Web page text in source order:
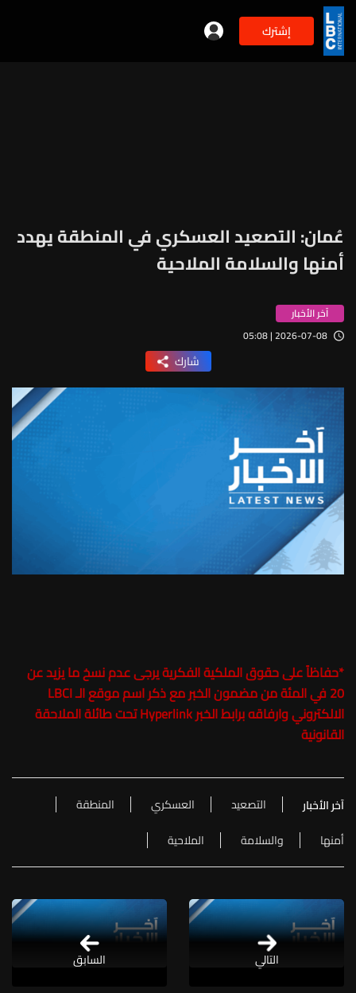
إشترك
عُمان: التصعيد العسكري في المنطقة يهدد
أمنها والسلامة الملاحية
آخر الأخبار
2026-07-08 | 05:08
شارك
*حفاظاً على حقوق الملكية الفكرية يرجى عدم نسخ ما يزيد عن
20 في المئة من مضمون الخبر مع ذكر اسم موقع الـ LBCI
الالكتروني وارفاقه برابط الخبر Hyperlink تحت طائلة الملاحقة
القانونية
آخر الأخبار التصعيد العسكري
المنطقة
أمنها
والسلامة الملاحية
التالي السابق